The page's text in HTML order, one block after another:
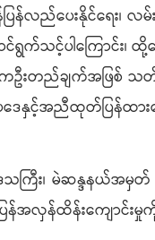
န်ပြန်လည်ပေးနိုင်ရ
င့်ပါကြောင်း၊ ထို့ကြ
တည်ချက်အဖြစ် သတ်မှတ်
ဒေနှင့်အညီထုတ်ပြန်ထ
ြီး၊ မဲဆန္ဒနယ်အမှ
အလှန်ထိန်းကျောင်းမှုကို